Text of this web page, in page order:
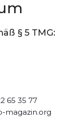
§ 5 TMG:
65 35 77
magazin.org